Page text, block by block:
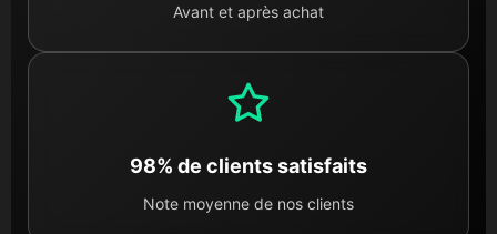
Avant et après achat
98% de clients satisfaits
Note moyenne de nos clients